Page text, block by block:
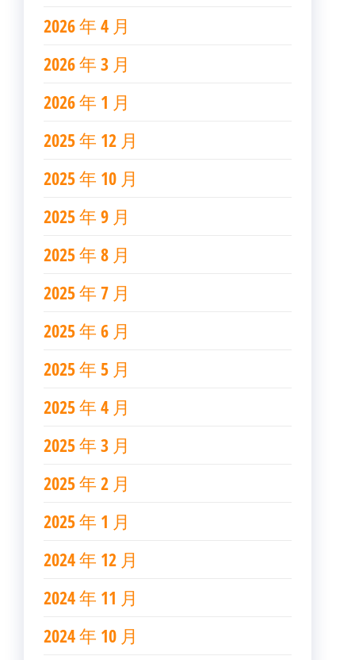
2026 年 4 月
2026 年 3 月
2026 年 1 月
2025 年 12 月
2025 年 10 月
2025 年 9 月
2025 年 8 月
2025 年 7 月
2025 年 6 月
2025 年 5 月
2025 年 4 月
2025 年 3 月
2025 年 2 月
2025 年 1 月
2024 年 12 月
2024 年 11 月
2024 年 10 月